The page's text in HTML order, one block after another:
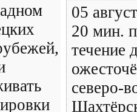
05
20 мин.
течение
северо-